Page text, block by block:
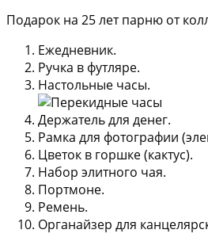
Подарок на 25 лет парню от
Ежедневник.
Ручка в футляре.
Настольные часы.
Держатель для денег.
Рамка для фотографии
Цветок в горшке (кактус).
Набор элитного чая.
Портмоне.
Ремень.
Органайзер для